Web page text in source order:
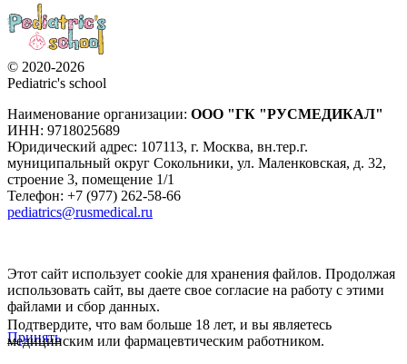
© 2020-2026
Pediatric's school
Наименование организации: ООО "ГК "РУСМЕДИКАЛ"
ИНН: 9718025689
Юридический адрес: 107113, г. Москва, вн.тер.г.
муниципальный округ Сокольники, ул. Маленковская, д. 32,
строение 3, помещение 1/1
Телефон: +7 (977) 262-58-66
pediatrics@rusmedical.ru
Этот сайт использует cookie для хранения файлов. Продолжая
использовать сайт, вы даете свое согласие на работу с этими
файлами и сбор данных.
Принять
Подтвердите, что вам больше 18 лет, и вы являетесь
медицинским или фармацевтическим работником.